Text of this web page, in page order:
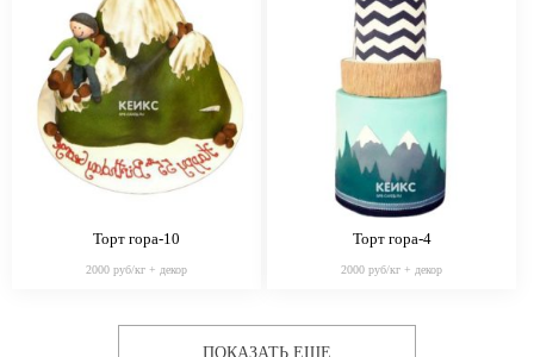
Торт гора-10
2000 руб/кг + декор
Торт гора-4
2000 руб/кг + декор
ПОКАЗАТЬ ЕЩЕ